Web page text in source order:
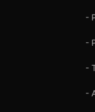
-
-
-
-